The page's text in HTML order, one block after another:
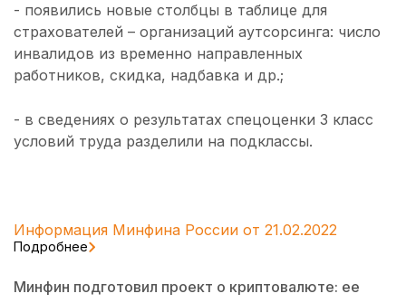
- появились новые столбцы в таблице для
страхователей – организаций аутсорсинга: число
инвалидов из временно направленных
работников, скидка, надбавка и др.;
- в сведениях о результатах спецоценки 3 класс
условий труда разделили на подклассы.
Информация Минфина России от 21.02.2022
Подробнее
Минфин подготовил проект о криптовалюте: ее